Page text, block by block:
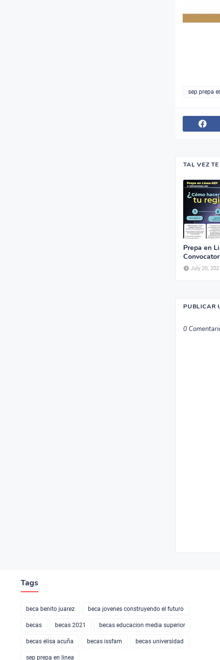
sep prepa
TAL VEZ
Prepa en
July 20,
PUBLICAR
0
Tags
beca benito juarez beca jovenes construyendo el futuro
becas becas 2021 becas educacion media superior
becas elisa acuña becas issfam becas universidad
sep prepa en linea